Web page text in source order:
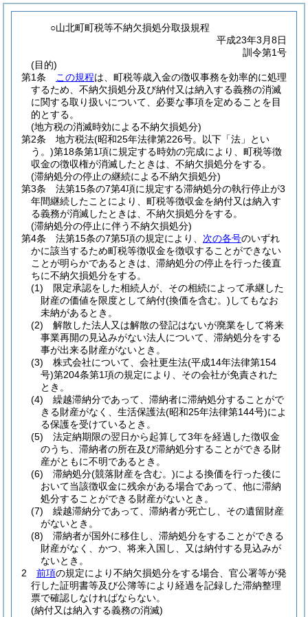
○山北町町税等不納欠損処分取扱規程
平成23年3月8日
訓令第1号
(目的)
第1条
この規程は、町税等歳入金の徴収事務を効率的に処理
するため、不納欠損処分及び納付又は納入する義務の消滅
に関する取り扱いについて、必要な事項を定めることを目
的とする。
(地方税の消滅時効による不納欠損処分)
第2条
地方税法(昭和25年法律第226号。以下「法」とい
う。)第18条第1項に規定する時効の完成により、町税等徴
収金の徴収権が消滅したときは、不納欠損処分をする。
(滞納処分の停止の継続による不納欠損処分)
第3条
法第15条の7第4項に規定する滞納処分の執行停止が3
年間継続したことにより、町税等徴収金を納付又は納入す
る義務が消滅したときは、不納欠損処分をする。
(滞納処分の停止に伴う不納欠損処分)
第4条
法第15条の7第5項の規定により、 次の各号のいずれ
かに該当するため町税等徴収金を徴収することができない
ことが明らかであるときは、滞納処分の停止を行った後直
ちに不納欠損処分をする。
(1)
限定承認をした相続人が、その相続によって承継した
財産の価値を限度として納付(換価を含む。) してもなお
未納があるとき。
(2)
解散した法人又は解散の登記はないが廃業をして将来
事業再開の見込みがない法人について、滞納処分をする
事が出来る財産がないとき。
(3)
株式会社について、会社更生法(平成14年法律第154
号)第204条第1項の規定により、その会社が免責された
とき。
(4)
繰越滞納分であって、滞納者に滞納処分することがで
きる財産がなく、生活保護法(昭和25年法律第144号)によ
る保護を受けているとき。
(5)
法定納期限の翌日から起算して3年を経過した徴収金
のうち、滞納者の所在及び滞納処分することができる財
産がともに不明であるとき。
(6)
滞納処分(競落財産を含む。)による換価を行った後に
おいて当該徴収金に残余がある場合であって、他に滞納
処分することができる財産がないとき。
(7)
繰越滞納分であって、滞納者が死亡し、その遺留財産
がないとき。
(8)
滞納者が国外に移住し、滞納処分をすることができる
財産がなく、かつ、将来入国し、又は納付する見込みが
ないとき。
2
前項の規定により不納欠損処分をする場合、官公署等が発
行した証明書等及び公簿等により経過を記録した滞納整理
票で確認しなければならない。
(納付又は納入する義務の消滅)